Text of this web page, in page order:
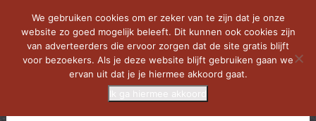
We gebruiken cookies om er zeker van te zijn dat je onze
website zo goed mogelijk beleeft. Dit kunnen ook cookies zijn
van adverteerders die ervoor zorgen dat de site gratis blijft
voor bezoekers. Als je deze website blijft gebruiken gaan we
ervan uit dat je je hiermee akkoord gaat.
Ik ga hiermee akkoord